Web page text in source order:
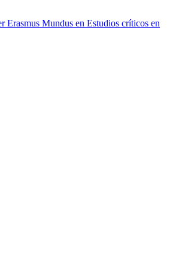
Erasmus Mundus en Estudios críticos en